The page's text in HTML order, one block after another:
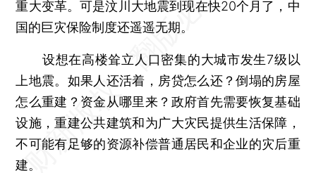
重大变革。可是汶川大地震到现在快20个月了，中
国的巨灾保险制度还遥遥无期。
设想在高楼耸立人口密集的大城市发生7级以
上地震。如果人还活着，房贷怎么还？倒塌的房屋
怎么重建？资金从哪里来？政府首先需要恢复基础
设施，重建公共建筑和为广大灾民提供生活保障，
不可能有足够的资源补偿普通居民和企业的灾后重
建。